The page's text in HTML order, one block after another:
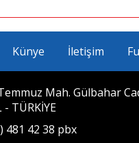
Künye İletişim
Mah. Gülbahar
TÜRKİYE
481 42 38 pbx